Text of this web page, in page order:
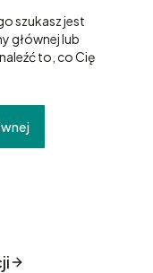
szukasz jest
głównej lub
to, co Cię